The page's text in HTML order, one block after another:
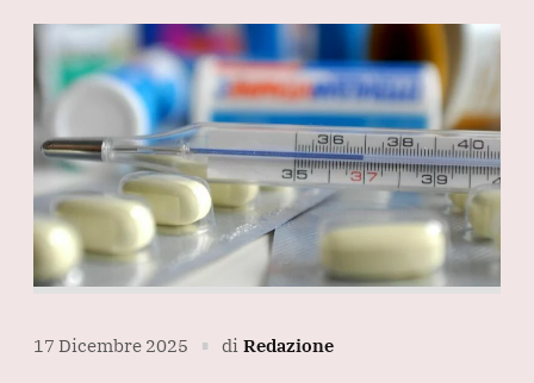
17 Dicembre 2025 ∎ di Redazione